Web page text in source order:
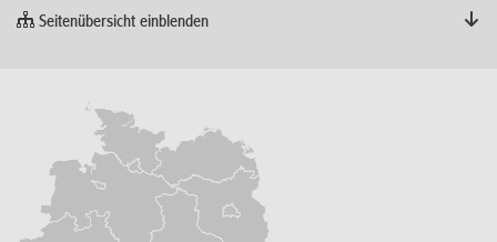
Seitenübersicht einblenden